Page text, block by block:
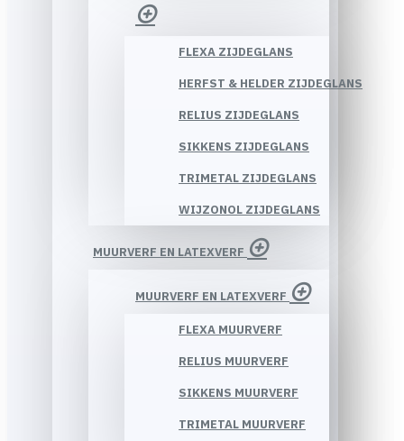
FLEXA ZIJDEGLANS
HERFST & HELDER ZIJDEGLANS
RELIUS ZIJDEGLANS
SIKKENS ZIJDEGLANS
TRIMETAL ZIJDEGLANS
WIJZONOL ZIJDEGLANS
MUURVERF EN LATEXVERF
MUURVERF EN LATEXVERF
FLEXA MUURVERF
RELIUS MUURVERF
SIKKENS MUURVERF
TRIMETAL MUURVERF